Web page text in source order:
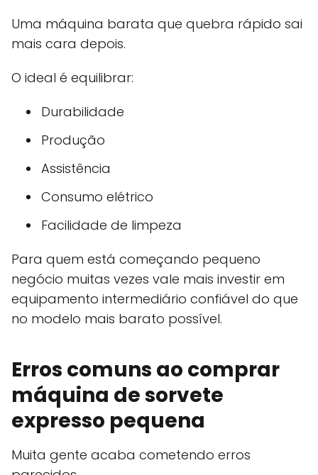
Uma máquina barata que quebra rápido sai
mais cara depois.
O ideal é equilibrar:
Durabilidade
Produção
Assistência
Consumo elétrico
Facilidade de limpeza
Para quem está começando pequeno
negócio muitas vezes vale mais investir em
equipamento intermediário confiável do que
no modelo mais barato possível.
Erros comuns ao comprar
máquina de sorvete
expresso pequena
Muita gente acaba cometendo erros